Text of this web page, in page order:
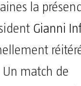
la
Gianni
match de